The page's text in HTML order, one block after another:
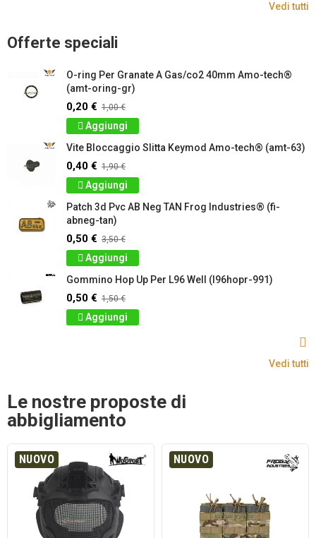
Vedi tutti
Offerte speciali
O-ring Per Granate A Gas/co2 40mm Amo-tech®
(amt-oring-gr)
0,20 € 1,00 €
Aggiungi
Vite Bloccaggio Slitta Keymod Amo-tech® (amt-63)
0,40 € 1,90 €
Aggiungi
Patch 3d Pvc AB Neg TAN Frog Industries® (fi-
abneg-tan)
0,50 € 3,50 €
Aggiungi
Gommino Hop Up Per L96 Well (l96hopr-991)
0,50 € 1,50 €
Aggiungi
Vedi tutti
Le nostre proposte di
abbigliamento
NUOVO NUOVO